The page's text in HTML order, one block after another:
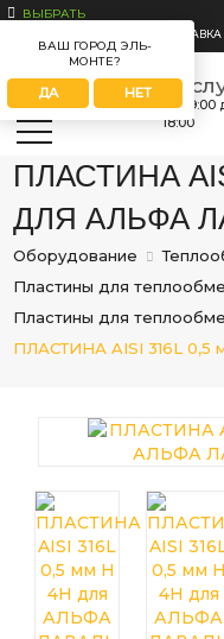
ВЫБРАТЬ
ВАШ ГОРОД ЭЛЬ-
МОНТЕ?
ДА НЕТ
ПН-ПТс 09:00
18:00
ПЛАСТИНА
ДЛЯ АЛЬФА
Оборудование
Пластины для
Пластины для
ПЛАСТИНА AISI 316L